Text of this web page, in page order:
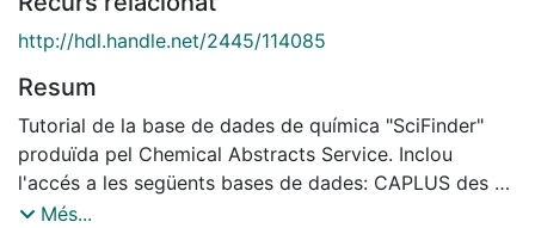
http://hdl.handle.net/2445/114085
Resum
Tutorial de la base de dades de química "SciFinder"
produïda pel Chemical Abstracts Service. Inclou
l'accés a les següents bases de dades: CAPLUS des de
1907 (bibliogràfica), REGISTRY des de 1957
Més...